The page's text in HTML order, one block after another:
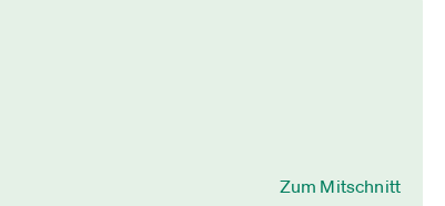
Zum Mitschnitt